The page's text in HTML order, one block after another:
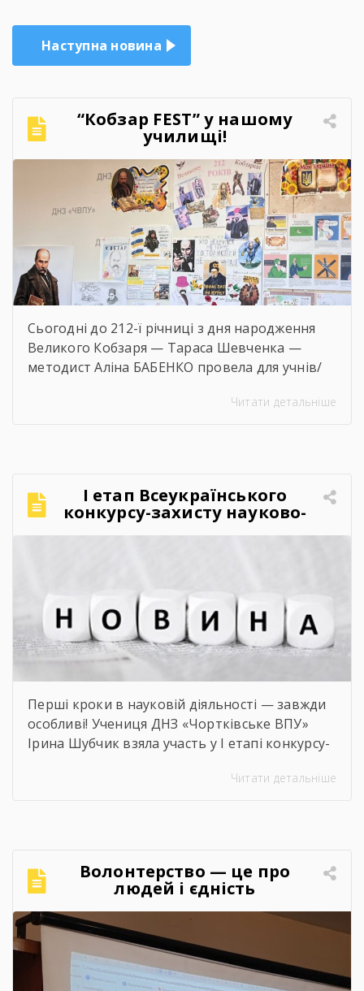
Наступна новина
“Кобзар FEST” у нашому
училищі!
Сьогодні до 212-ї річниці з дня народження
Великого Кобзаря — Тараса Шевченка —
методист Аліна БАБЕНКО провела для учнів/
закладу інтерактивний захід «Кобзар
поезії, а також разом виконали безсмертний
[…]
Читати детальніше
І етап Всеукраїнського
конкурсу-захисту науково-
дослідницьких робіт учнів-
Перші кроки в науковій діяльності — завжди
особливі! Учениця ДНЗ «Чортківське ВПУ»
Ірина Шубчик взяла участь у І етапі конкурсу-
«Сучасний стан та перспективи розвитку
аналізом та прагненням осмислити сучасні
виклики й перспективи розвитку аграрної
сфери Чортківського […]
Читати детальніше
Волонтерство — це про
людей і єдність